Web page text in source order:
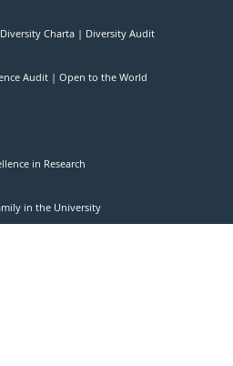
Diversity Charta Diversity Audit
Audit Open to the World
in Research
in the University